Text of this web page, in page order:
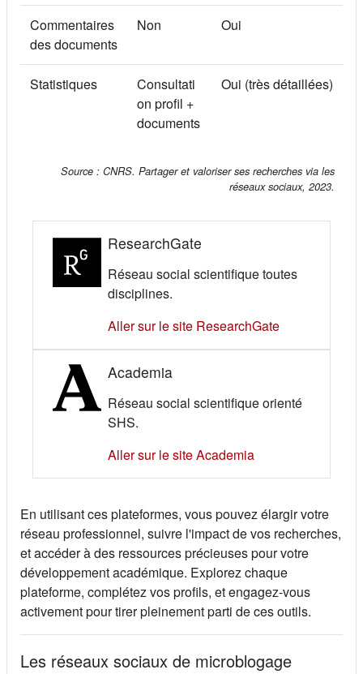
Commentaires
des documents
Non Oui
Statistiques
Consultati
on profil +
documents
Oui (très détaillées)
Source : CNRS. Partager et valoriser ses recherches via les
réseaux sociaux, 2023.
ResearchGate
Réseau social scientifique toutes
disciplines.
Aller sur le site ResearchGate(s'ouvre dans
Academia
Réseau social scientifique orienté
SHS.
Aller sur le site Academia(s'ouvre dans un
En utilisant ces plateformes, vous pouvez élargir votre
réseau professionnel, suivre l'impact de vos recherches,
et accéder à des ressources précieuses pour votre
développement académique. Explorez chaque
plateforme, complétez vos profils, et engagez-vous
activement pour tirer pleinement parti de ces outils.
Les réseaux sociaux de microblogage